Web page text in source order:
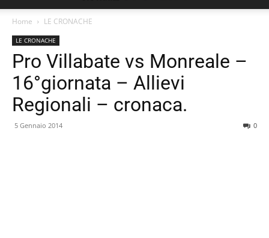
Home LE CRONACHE
LE CRONACHE
Pro Villabate vs Monreale –
16°giornata – Allievi
Regionali – cronaca.
5 Gennaio 2014 0